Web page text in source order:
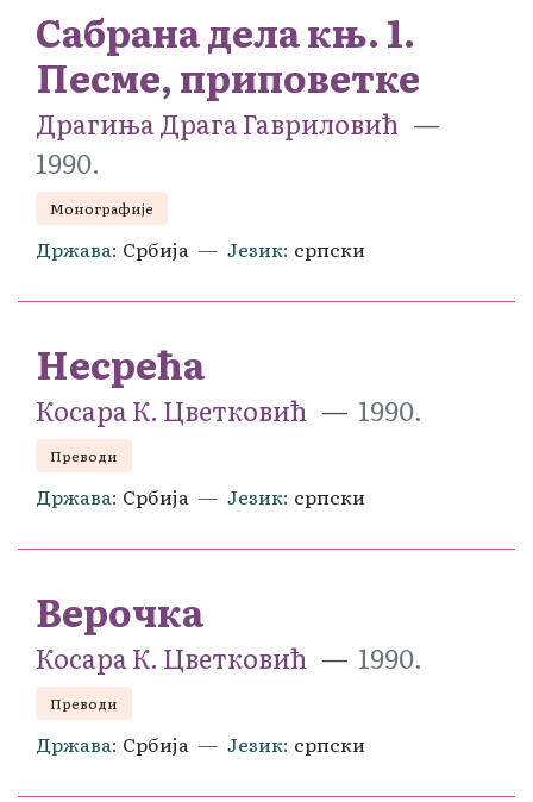
Сабрана дела књ. 1.
Песме, приповетке
Драгиња Драга Гавриловић
1990.
Монографије
Држава Србија Језик српски
Несрећа
Косара К. Цветковић 1990.
Преводи
Држава Србија Језик српски
Верочка
Косара К. Цветковић 1990.
Преводи
Држава Србија Језик српски